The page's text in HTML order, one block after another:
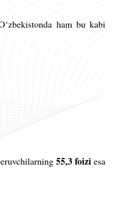
ham bu kabi
55,3 foiziesa